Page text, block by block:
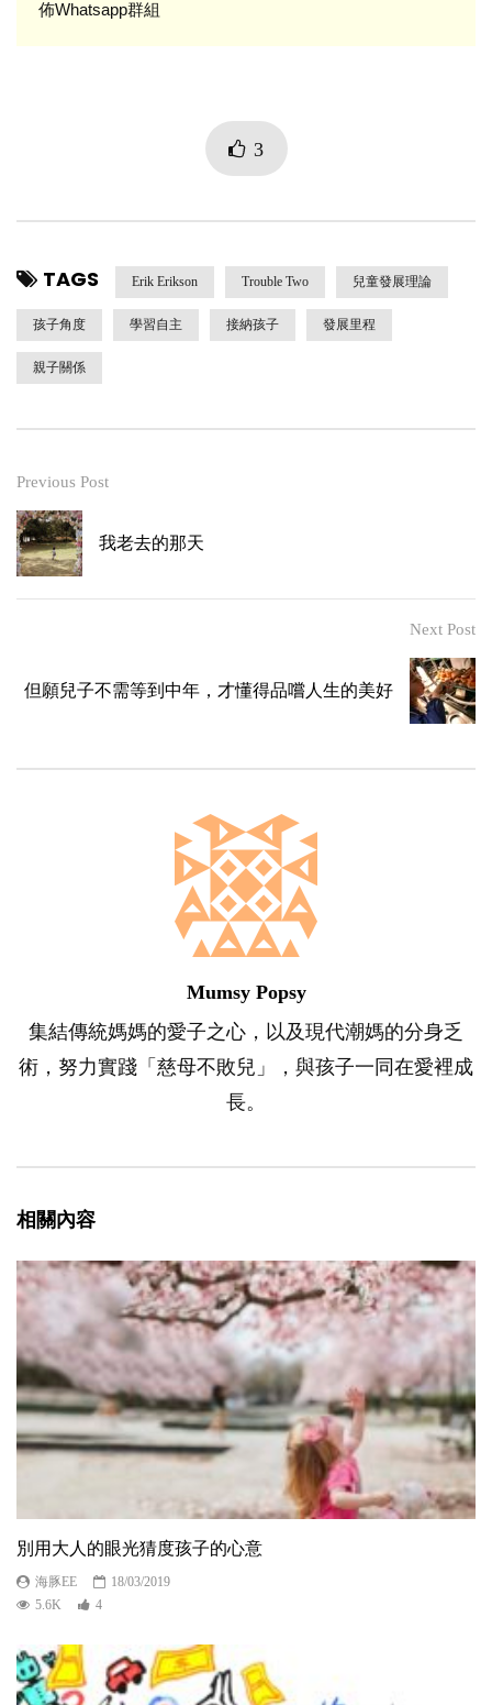
佈Whatsapp群組
3
TAGS Erik Erikson Trouble Two 兒童發展理論
孩子角度 學習自主 接納孩子 發展里程
親子關係
Previous Post
我老去的那天
Next Post
但願兒子不需等到中年，才懂得品嚐人生的美好
Mumsy Popsy
集結傳統媽媽的愛子之心，以及現代潮媽的分身乏
術，努力實踐「慈母不敗兒」，與孩子一同在愛裡成
長。
相關內容
別用大人的眼光猜度孩子的心意
海豚EE
18/03/2019
5.6K
4